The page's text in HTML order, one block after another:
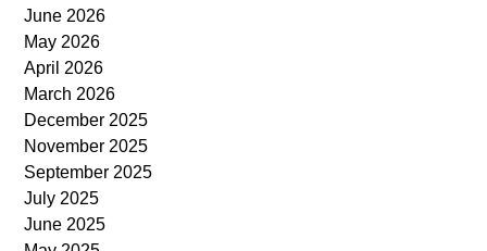
June 2026
May 2026
April 2026
March 2026
December 2025
November 2025
September 2025
July 2025
June 2025